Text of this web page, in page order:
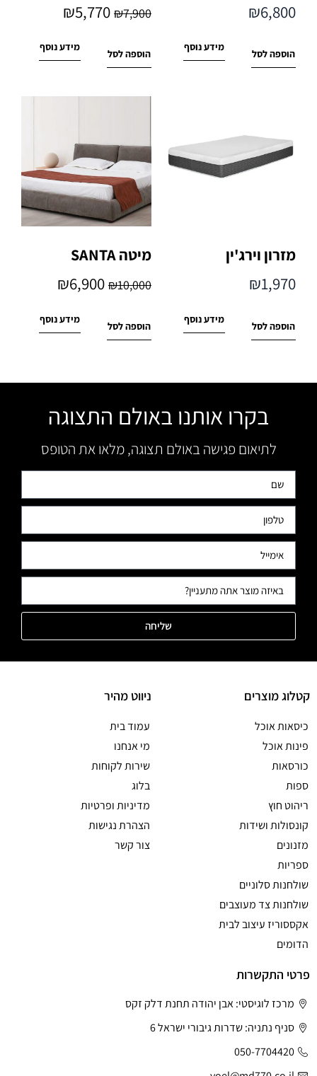
₪6,800
הוספה לסל
מידע נוסף
₪7,900
₪5,770
הוספה לסל
מידע נוסף
מזרון וירג'ין
₪1,970
הוספה לסל
מידע נוסף
מיטה SANTA
₪10,000
₪6,900
הוספה לסל
מידע נוסף
בקרו אותנו באולם התצוגה
לתיאום פגישה באולם תצוגה, מלאו את הטופס
שליחה
קטלוג מוצרים
כיסאות אוכל
פינות אוכל
כורסאות
ספות
ריהוט חוץ
קונסולות ושידות
מזנונים
ספריות
שולחנות סלוניים
שולחנות צד מעוצבים
אקססוריז עיצוב לבית
הדומים
ניווט מהיר
עמוד בית
מי אנחנו
שירות לקוחות
בלוג
מדיניות ופרטיות
הצהרת נגישות
צור קשר
פרטי התקשרות
מרכז לוגיסטי: אבן יהודה תחנת דלק זקס
סניף נתניה: שדרות גיבורי ישראל 6
050-7704420